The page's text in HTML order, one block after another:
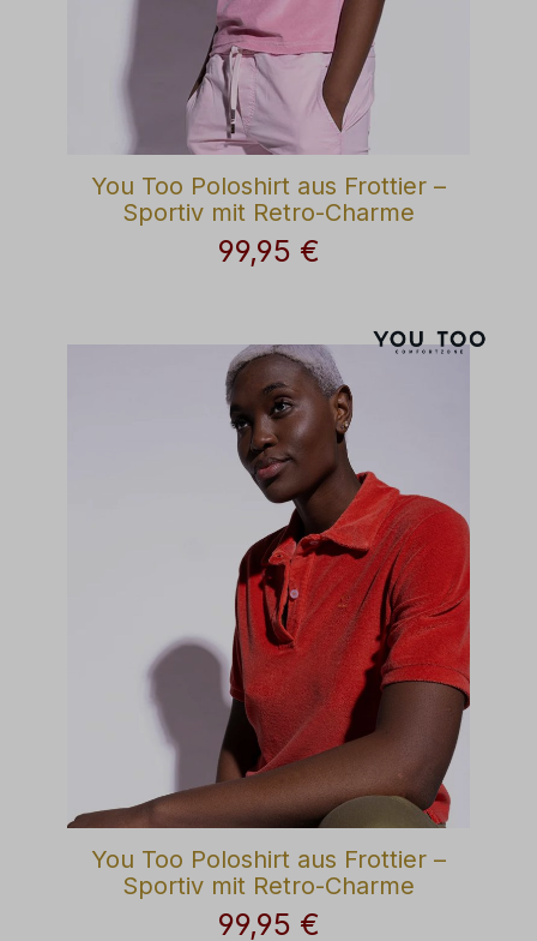
You Too Poloshirt aus Frottier –
Sportiv mit Retro-Charme
Regulärer Preis:
99,95 €
You Too Poloshirt aus Frottier –
Sportiv mit Retro-Charme
Regulärer Preis:
99,95 €